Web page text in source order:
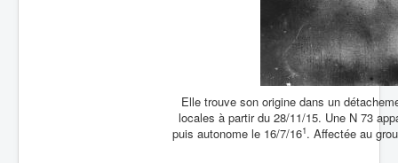
Elle trouve son origine dans un
locales à partir du 28/11/15. Une N 73
puis autonome le 16/7/161. Affectée au